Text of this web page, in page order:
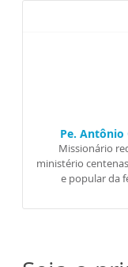
Pe. Antônio
Missionário
ministério
e popular da